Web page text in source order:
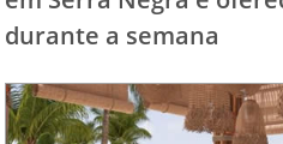
durante a semana